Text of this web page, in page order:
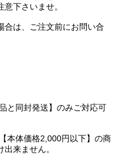
意下さいませ。
は、ご注文前にお問い合
と同封発送】のみご対応可
本体価格2,000円以下】の商
来ません。